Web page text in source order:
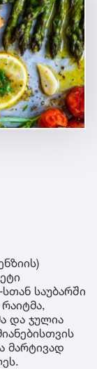
საუბარში
და ჯულია
მარტივად